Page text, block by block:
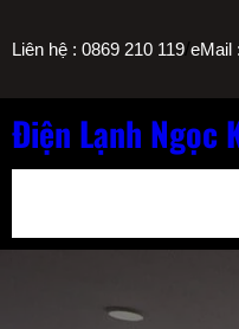
đến
nội
dung
Liên hệ : 0869 210 119/eMail
Điện Lạnh Ngọc